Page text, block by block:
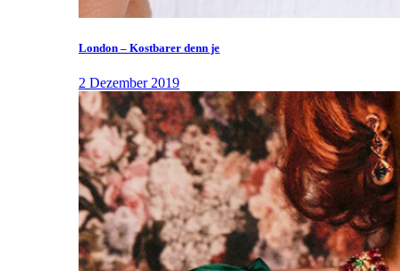
London – Kostbarer denn je
2 Dezember 2019